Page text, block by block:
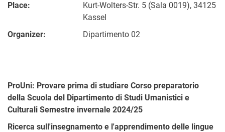
Place:
Kurt-Wolters-Str. 5 (Sala 0019), 34125
Kassel
Organizer:
Dipartimento 02
ProUni: Provare prima di studiare Corso preparatorio
della Scuola del Dipartimento di Studi Umanistici e
Culturali Semestre invernale 2024/25
Ricerca sull'insegnamento e l'apprendimento delle lingue